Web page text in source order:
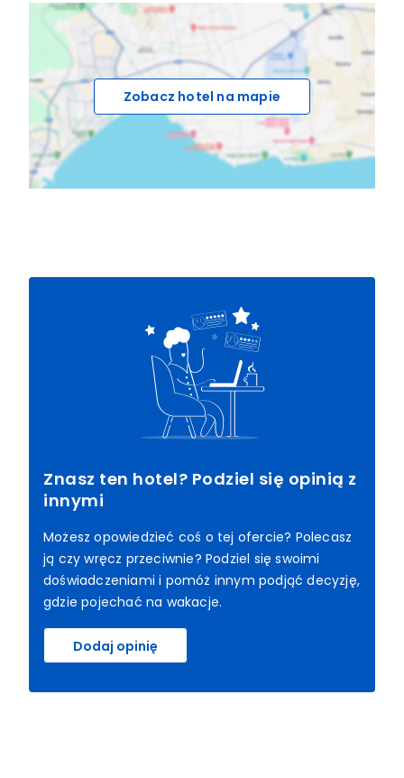
Zobacz hotel na mapie
Znasz ten hotel? Podziel się opinią z
innymi
Możesz opowiedzieć coś o tej ofercie? Polecasz
ją czy wręcz przeciwnie? Podziel się swoimi
doświadczeniami i pomóż innym podjąć decyzję,
gdzie pojechać na wakacje.
Dodaj opinię